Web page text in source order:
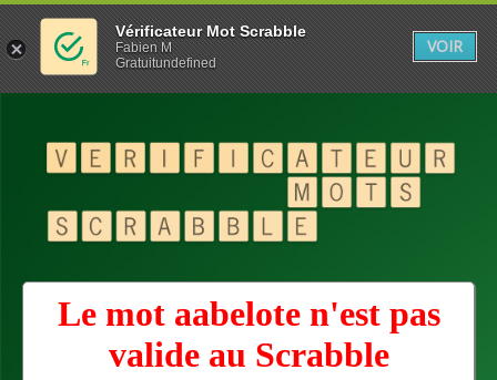
Le mot aabelote n'est pas
valide au Scrabble
Vérificateur Mot Scrabble
Fabien M
Gratuitundefined
VOIR